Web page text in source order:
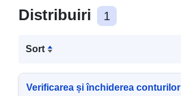
Distribuiri 1
Sort
Verificarea și închiderea conturilor